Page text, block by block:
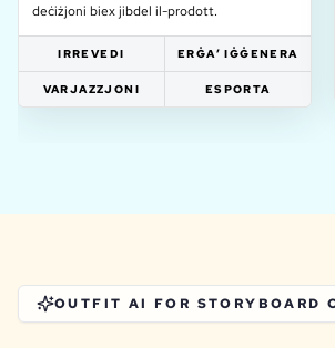
deċiżjoni biex jibdel il-prodott.
IRREVEDI ERĠA’ IĠĠENERA
VARJAZZJONI ESPORTA
OUTFIT AI FOR STORYBOARD